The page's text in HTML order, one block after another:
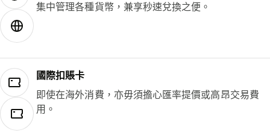
集中管理各種貨幣，兼享秒速兌換之便。
國際扣賬卡
即使在海外消費，亦毋須擔心匯率提價或高昂交易費
用。